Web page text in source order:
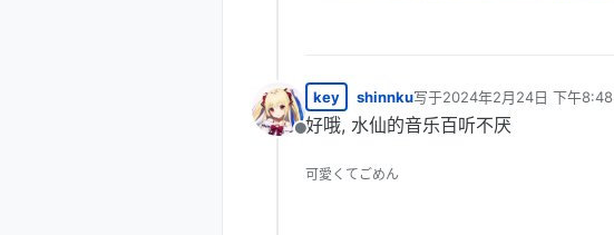
离线
key shinnku写于2024年2月24日 下午8:48
最后由 编辑
好哦, 水仙的音乐百听不厌
可愛くてごめん